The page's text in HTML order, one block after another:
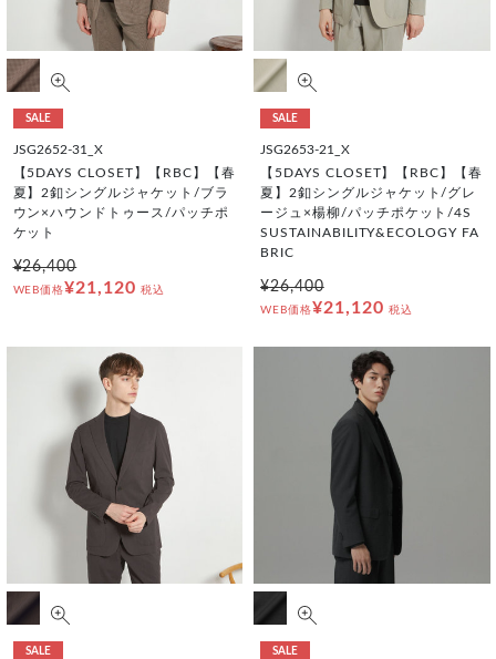
SALE
JSG2652-31_X
【5DAYS CLOSET】【RBC】【春
夏】2釦シングルジャケット/ブラ
ウン×ハウンドトゥース/パッチポ
ケット
¥26,400
WEB価格¥21,120 税込
SALE
JSG2653-21_X
【5DAYS CLOSET】【RBC】【春
夏】2釦シングルジャケット/グレ
ージュ×楊柳/パッチポケット/4S
SUSTAINABILITY&ECOLOGY FA
BRIC
¥26,400
WEB価格¥21,120 税込
SALE SALE